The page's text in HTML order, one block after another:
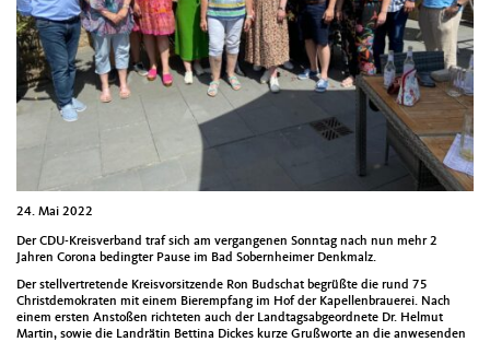
24. Mai 2022
Der CDU-Kreisverband traf sich am vergangenen Sonntag nach nun mehr 2
Jahren Corona bedingter Pause im Bad Sobernheimer Denkmalz.
Der stellvertretende Kreisvorsitzende Ron Budschat begrüßte die rund 75
Christdemokraten mit einem Bierempfang im Hof der Kapellenbrauerei. Nach
einem ersten Anstoßen richteten auch der Landtagsabgeordnete Dr. Helmut
Martin, sowie die Landrätin Bettina Dickes kurze Grußworte an die anwesenden